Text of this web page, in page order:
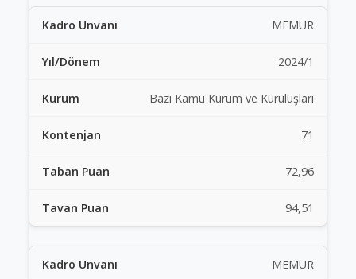
MEMUR
2024/1
Bazı Kamu Kurum ve Kuruluşları
71
72,96
94,51
MEMUR